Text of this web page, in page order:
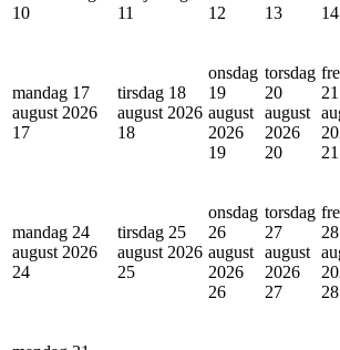
10
11
12
13
14
mandag 17
august 2026
17
tirsdag 18
august 2026
18
onsdag
19
august
2026
19
torsdag
20
august
2026
20
21
21
mandag 24
august 2026
24
tirsdag 25
august 2026
25
onsdag
26
august
2026
26
torsdag
27
august
2026
27
28
28